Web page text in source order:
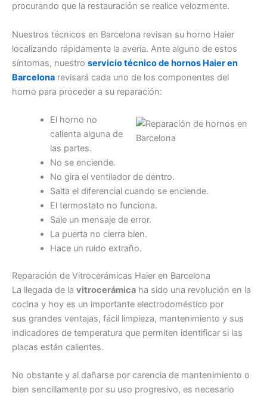
procurando que la restauración se realice velozmente.
Nuestros técnicos en Barcelona revisan su horno Haier
localizando rápidamente la avería. Ante alguno de estos
síntomas, nuestro servicio técnico de hornos Haier en
Barcelona revisará cada uno de los componentes del
horno para proceder a su reparación:
El horno no
calienta alguna de
las partes.
No se enciende.
No gira el ventilador de dentro.
Salta el diferencial cuando se enciende.
El termostato no funciona.
Sale un mensaje de error.
La puerta no cierra bien.
Hace un ruido extraño.
Reparación de Vitrocerámicas Haier en Barcelona
La llegada de la vitrocerámica ha sido una revolución en la
cocina y hoy es un importante electrodoméstico por
sus grandes ventajas, fácil limpieza, mantenimiento y sus
indicadores de temperatura que permiten identificar si las
placas están calientes.
No obstante y al dañarse por carencia de mantenimiento o
bien sencillamente por su uso progresivo, es necesario